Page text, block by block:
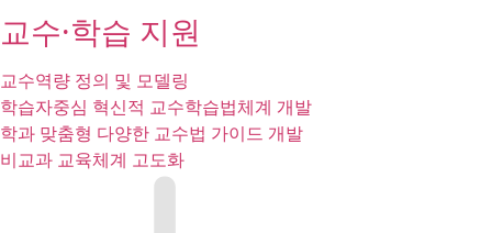
교수·학습 지원​
교수역량 정의 및 모델링​
학습자중심 혁신적 교수학습법체계 개발​
학과 맞춤형 다양한 교수법 가이드 개발​
비교과 교육체계 고도화